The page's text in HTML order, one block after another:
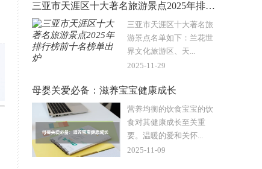
三亚市天涯区十大著名旅游景点2025年排行榜前十名榜单出炉
三亚市天涯区十大著名旅
游景点名单如下：兰花世
界文化旅游区、天...
2025-11-29
母婴关爱必备：滋养宝宝健康成长
营养均衡的饮食宝宝的饮
食对其健康成长至关重
要。温暖的爱和关怀...
2025-11-09